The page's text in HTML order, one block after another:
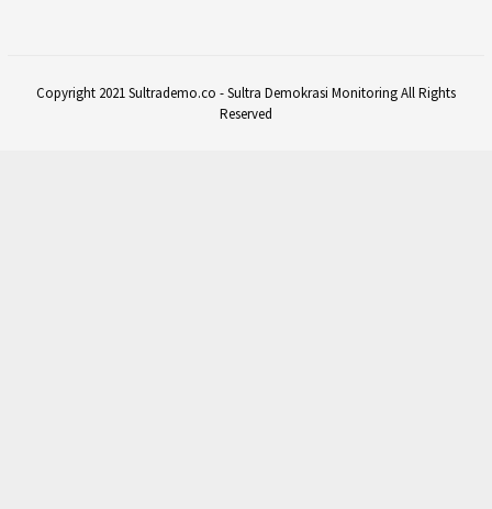
Copyright 2021 Sultrademo.co - Sultra Demokrasi Monitoring All Rights
Reserved